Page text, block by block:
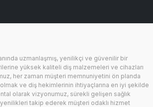
uzmanlaşmış, yenilikçi ve güvenilir bir
yüksek kaliteli diş malzemeleri ve cihazları
her zaman müşteri memnuniyetini ön planda
ve diş hekimlerinin ihtiyaçlarına en iyi şekilde
olarak vizyonumuz, sürekli gelişen sağlık
takip ederek müşteri odaklı hizmet